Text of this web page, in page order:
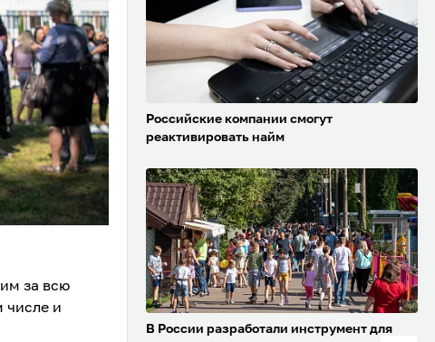
за всю
числе и
Российские компании смогут
реактивировать найм
В России разработали инструмент для